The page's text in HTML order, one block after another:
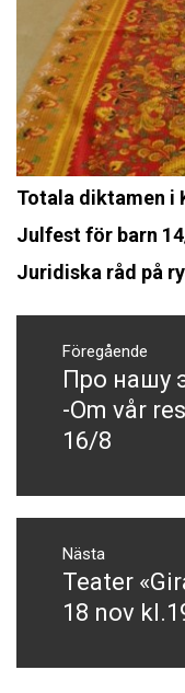
Totala diktamen i
Julfest för barn
Juridiska råd på
Föregående
Föregående
inlägg:
Про нашу
-Om vår
16/8
Nästa
Nästa
inlägg:
Teater
18 nov